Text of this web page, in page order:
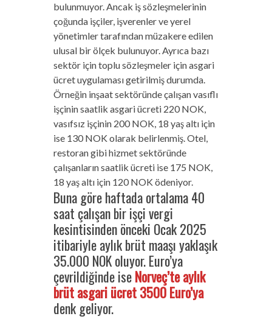
bulunmuyor. Ancak iş sözleşmelerinin
çoğunda işçiler, işverenler ve yerel
yönetimler tarafından müzakere edilen
ulusal bir ölçek bulunuyor. Ayrıca bazı
sektör için toplu sözleşmeler için asgari
ücret uygulaması getirilmiş durumda.
Örneğin inşaat sektöründe çalışan vasıflı
işçinin saatlik asgari ücreti 220 NOK,
vasıfsız işçinin 200 NOK, 18 yaş altı için
ise 130 NOK olarak belirlenmiş. Otel,
restoran gibi hizmet sektöründe
çalışanların saatlik ücreti ise 175 NOK,
18 yaş altı için 120 NOK ödeniyor.
Buna göre haftada ortalama 40
saat çalışan bir işçi vergi
kesintisinden önceki Ocak 2025
itibariyle aylık brüt maaşı yaklaşık
35.000 NOK oluyor. Euro’ya
çevrildiğinde iseNorveç’te aylık
brüt asgari ücret 3500 Euro’ya
denk geliyor.